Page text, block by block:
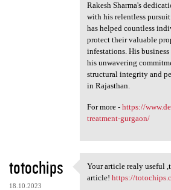
Rakesh Sharma's
with his relentless
has helped countless
protect their valuable
infestations. His business
his unwavering
structural integrity and
in Rajasthan.
For more - https://
treatment-gurgaon/
totochips
18.10.2023
Your article realy
Your article realy useful
article! https://